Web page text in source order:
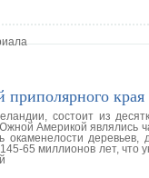
края
состоит из
Америкой являлись
65 миллионов лет, что